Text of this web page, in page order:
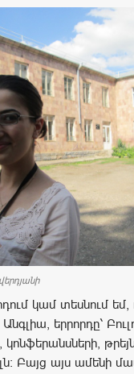
կամ տեսնում եմ,
Անգլիա, երրորդը՝
կոնֆերանսների,
Բայց այս ամենի